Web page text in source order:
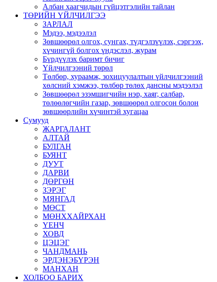
Албан хаагчидын гүйцэтгэлийн тайлан
ТӨРИЙН ҮЙЛЧИЛГЭЭ
ЗАРЛАЛ
Мэдээ, мэдээлэл
Зөвшөөрөл олгох, сунгах, түдгэлзүүлэх, сэргээх,
хүчингүй болгох үндэслэл, журам
Бүрдүүлэх баримт бичиг
Үйлчилгээний төрөл
Төлбөр, хураамж, зохицуулалтын үйлчилгээний
хөлсний хэмжээ, төлбөр төлөх дансны мэдээлэл
Зөвшөөрөл эзэмшигчийн нэр, хаяг, салбар,
төлөөлөгчийн газар, зөвшөөрөл олгосон болон
зөвшөөрлийн хүчинтэй хугацаа
Сумууд
ЖАРГАЛАНТ
АЛТАЙ
БУЛГАН
БУЯНТ
ДУУТ
ДАРВИ
ДӨРГӨН
ЗЭРЭГ
МЯНГАД
МӨСТ
МӨНХХАЙРХАН
ҮЕНЧ
ХОВД
ЦЭЦЭГ
ЧАНДМАНЬ
ЭРДЭНЭБҮРЭН
МАНХАН
ХОЛБОО БАРИХ